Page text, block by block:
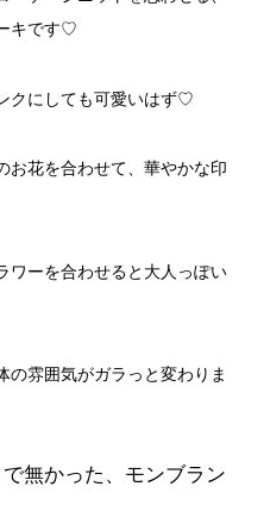
キです♡
クにしても可愛いはず♡
お花を合わせて、華やかな印
ワーを合わせると大人っぽい
の雰囲気がガラっと変わりま
無かった、モンブラン